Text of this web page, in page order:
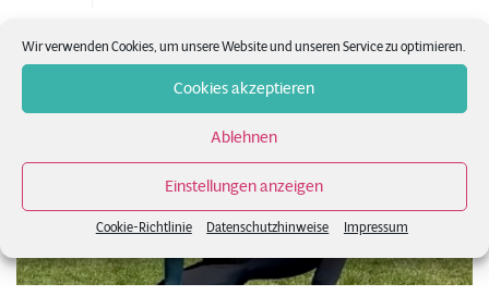
Wir verwenden Cookies, um unsere Website und unseren Service zu optimieren.
Cookies akzeptieren
Ablehnen
Einstellungen anzeigen
Cookie-Richtlinie Datenschutzhinweise Impressum